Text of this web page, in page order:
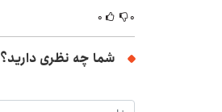
۰ ۰
شما چه نظری دارید؟